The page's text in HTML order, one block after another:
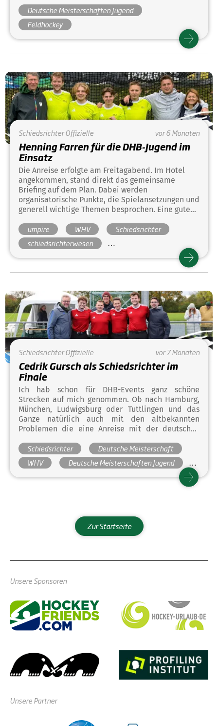
Deutsche Meisterschaften Jugend
Feldhockey
SchiedsrichterOffizielle vor 6 Monaten
Henning Farren für die DHB-Jugend im
Einsatz
Die Anreise erfolgte am Freitagabend. Im Hotel
angekommen, stand direkt das gemeinsame
Briefing auf dem Plan. Dabei werden
organisatorische Punkte, die Spielansetzungen und
generell wichtige Themen besprochen. Eine gute
Besonders nett ist es immer wieder bekannte
Gesichter zu sehen. Meine Kollegen kamen aus
unterschiedlichen Ecken Deutschlands, unter
anderem aus Aachen, Chemnitz und Hamburg.
Erfahrungen miteinander teilen kann.
umpire WHV
Schiedsrichter
schiedsrichterwesen
Deutsche Meisterschaft
Deutsche Meisterschaften Jugend
SchiedsrichterOffizielle vor 7 Monaten
Cedrik Gursch als Schiedsrichter im
Finale
Ich hab schon für DHB-Events ganz schöne
Strecken auf mich genommen. Ob nach Hamburg,
München, Ludwigsburg oder Tuttlingen und das
Ganze natürlich auch mit den altbekannten
Problemen die eine Anreise mit der deutschen
ganz schöne Abwechslung, dass die deutsche
Meisterschaft der Mu16 dieses Jahr in Aachen
stattfand, was für mich die kürzeste Anreise dieser
Saison bedeutete.
Schiedsrichter
Deutsche Meisterschaft
WHV
Deutsche Meisterschaften Jugend
schiedsrichterwesen
umpire
Zur Startseite
Unsere Sponsoren
Unsere Partner